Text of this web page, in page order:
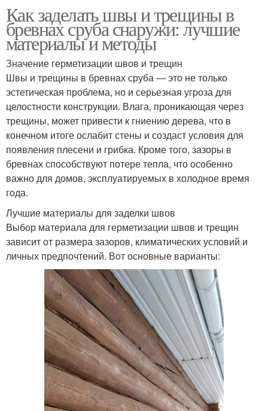
Как заделать швы и трещины в
бревнах сруба снаружи: лучшие
материалы и методы
Значение герметизации швов и трещин
Швы и трещины в бревнах сруба — это не только
эстетическая проблема, но и серьезная угроза для
целостности конструкции. Влага, проникающая через
трещины, может привести к гниению дерева, что в
конечном итоге ослабит стены и создаст условия для
появления плесени и грибка. Кроме того, зазоры в
бревнах способствуют потере тепла, что особенно
важно для домов, эксплуатируемых в холодное время
года.
Лучшие материалы для заделки швов
Выбор материала для герметизации швов и трещин
зависит от размера зазоров, климатических условий и
личных предпочтений. Вот основные варианты: